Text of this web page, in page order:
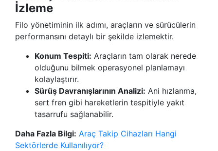
İzleme
Filo yönetiminin ilk adımı, araçların ve sürücülerin
performansını detaylı bir şekilde izlemektir.
Konum Tespiti: Araçların tam olarak nerede
olduğunu bilmek operasyonel planlamayı
kolaylaştırır.
Sürüş Davranışlarının Analizi: Ani hızlanma,
sert fren gibi hareketlerin tespitiyle yakıt
tasarrufu sağlanabilir.
Daha Fazla Bilgi: Araç Takip Cihazları Hangi
Sektörlerde Kullanılıyor?